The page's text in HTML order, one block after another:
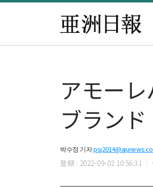
アモー
ブラン
박수정 기자
登録 : 2022-09-02 10:56:31